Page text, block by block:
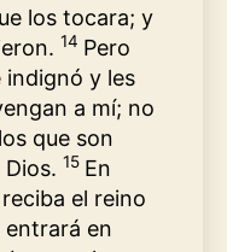
los tocara; y
14 Pero
indignó y les
a mí; no
que son
15 En
el reino
entrará en